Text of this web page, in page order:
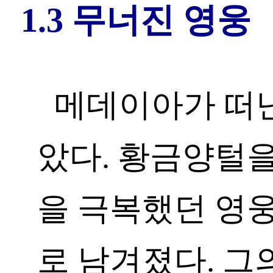
1.3 무너진 영웅
메데이아가 떠
았다. 황금양털
을 극복했던 영
로 남겨졌다. 그